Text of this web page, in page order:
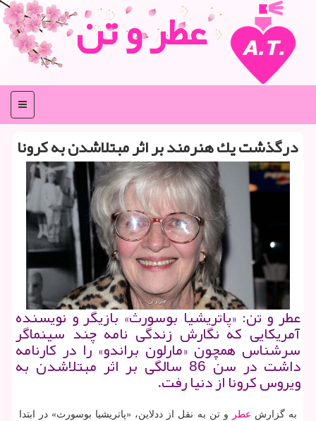
عطر و تن
منو
درگذشت یك هنرمند بر اثر مبتلاشدن به كرونا
عطر و تن: «پاتریشیا بوسورث» بازیگر و نویسنده
آمریكایی كه نگارش زندگی نامه چند سینماگر
سرشناس همچون «مارلون براندو» را در كارنامه
داشت در سن 86 سالگی بر اثر مبتلاشدن به
ویروس كرونا از دنیا رفت.
به گزارش عطر
و تن به نقل از ددلاین، «پاتریشیا بوسورث» در ابتدا